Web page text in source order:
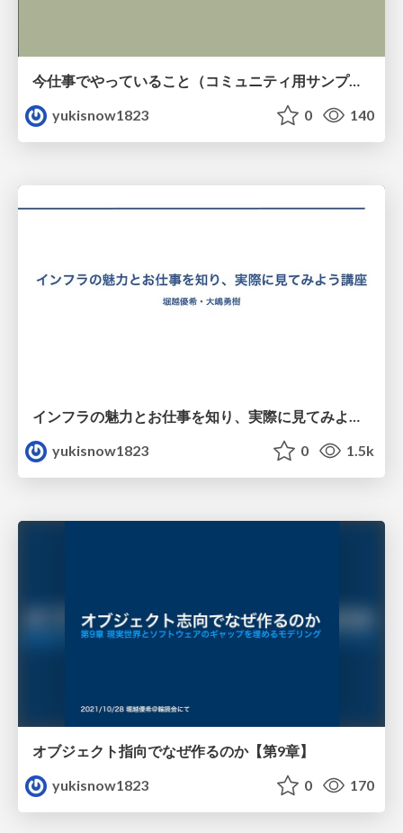
今仕事でやっていること（コミュニティ用サンプル）
yukisnow1823
0 140
yukisnow1823
0 1.5k
オブジェクト指向でなぜ作るのか【第9章】
yukisnow1823
0 170